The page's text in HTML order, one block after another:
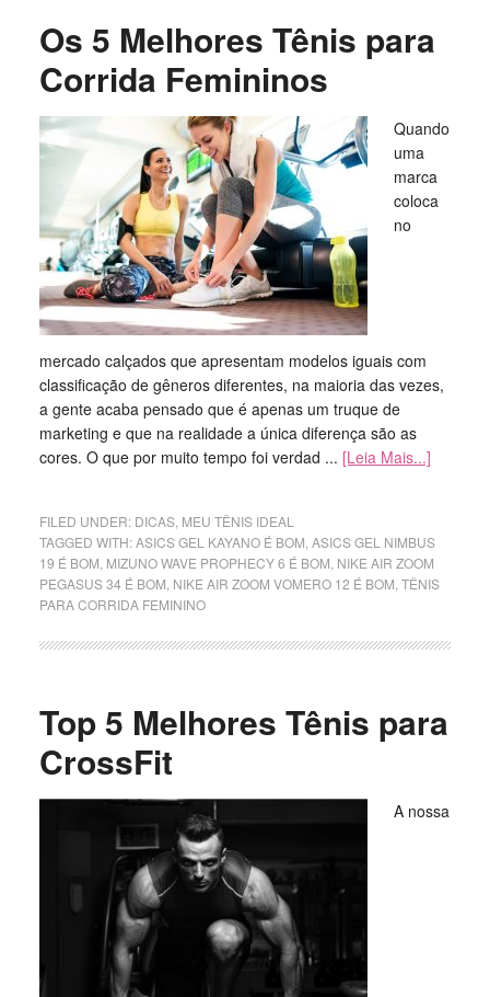
Os 5 Melhores Tênis para
Corrida Femininos
Quando
uma
marca
coloca
no
mercado calçados que apresentam modelos iguais com
classificação de gêneros diferentes, na maioria das vezes,
a gente acaba pensado que é apenas um truque de
marketing e que na realidade a única diferença são as
cores. O que por muito tempo foi verdad ... [Leia Mais...]
FILED UNDER: DICAS, MEU TÊNIS IDEAL
TAGGED WITH:ASICS GEL KAYANO É BOM ASICS GEL NIMBUS
19 É BOM MIZUNO WAVE PROPHECY 6 É BOM NIKE AIR ZOOM
PEGASUS 34 É BOM NIKE AIR ZOOM VOMERO 12 É BOM TÊNIS
PARA CORRIDA FEMININO
Top 5 Melhores Tênis para
CrossFit
A nossa